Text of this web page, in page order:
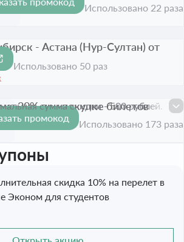
₽акции истёк Использовано 22 раза
- Астана (Нур-Султан) от
Использовано 50 раз
на 20% при покупке билетов
акции истёк
сумма скидки - 500 рублей.
промокод
Использовано 173 раза
скидка 10% на перелет в
Эконом для студентов